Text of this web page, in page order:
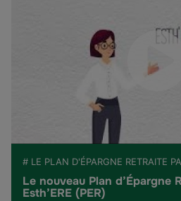
# LE PLAN D'ÉPARGNE RETRAITE
Le nouveau Plan d’Épargne
Esth’ERE (PER)